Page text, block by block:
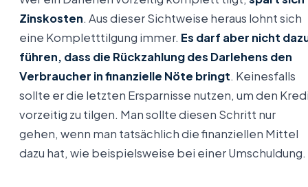
Zinskosten. Aus dieser Sichtweise heraus lohnt sich
eine Kompletttilgung immer. Es darf aber nicht
führen, dass die Rückzahlung des Darlehens den
Verbraucher in finanzielle Nöte bringt. Keinesfalls
sollte er die letzten Ersparnisse nutzen, um den
vorzeitig zu tilgen. Man sollte diesen Schritt nur
gehen, wenn man tatsächlich die finanziellen Mittel
dazu hat, wie beispielsweise bei einer Umschuldung.